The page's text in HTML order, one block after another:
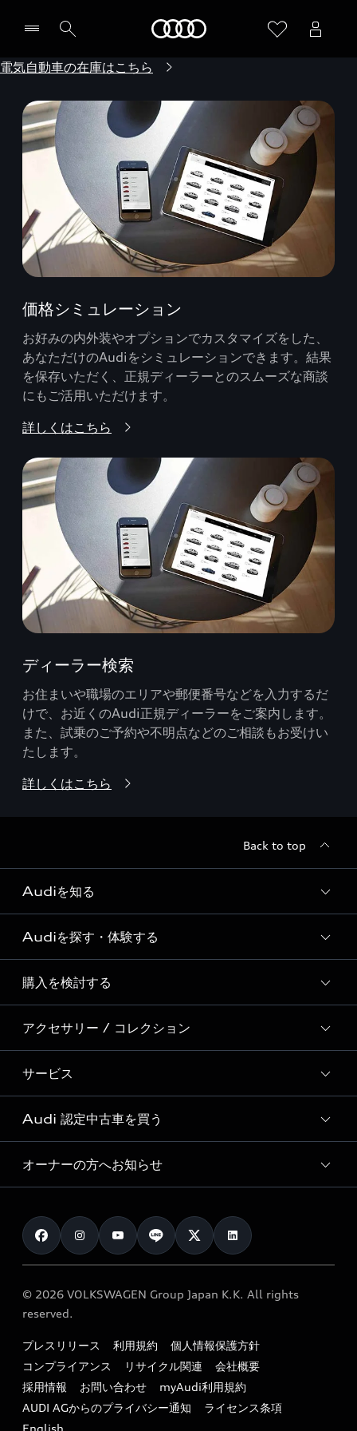
電気自動車の在庫はこちら
価格シミュレーション
お好みの内外装やオプションでカスタマイズをした、
あなただけのAudiをシミュレーションできます。結果
を保存いただく、正規ディーラーとのスムーズな商談
にもご活用いただけます。
詳しくはこちら
ディーラー検索
お住まいや職場のエリアや郵便番号などを入力するだ
けで、お近くのAudi正規ディーラーをご案内します。
また、試乗のご予約や不明点などのご相談もお受けい
たします。
詳しくはこちら
Back to top
Audiを知る
Audi ブランド
Story of Progress
Audi Sport
Formula 1®
デジタルサービス
Audiを探す・体験する
ディーラー検索
新車在庫検索
試乗車・展示車検索
見積り依頼
試乗予約
購入を検討する
モデル一覧
特別仕様モデル / 限定モデル
e-tronラインアップ
価格シミュレーション
車両比較
カタログ一覧
アクセサリー / コレクション
純正アクセサリー
オンラインショップ
Audi collection
アウディナビアプリ
サービス
サービス入庫予約
サービスプログラム
メンテナンス
車検 / 定期点検
e-tronアフターサポート
myAudi
Audi 認定中古車を買う
Audi認定中古車
クオリティ
保証
メンテナンス
ファイナンス
キャンペーン / イベント
買取査定
オーナーの方へお知らせ
お知らせ
オーナー様向けキャンペーン
特定整備適用車一覧
リサイクル法
よくある質問（FAQ）
© 2026 VOLKSWAGEN Group Japan K.K. All rights
reserved.
プレスリリース 利用規約
個人情報保護方針
コンプライアンス
リサイクル関連
会社概要
採用情報
お問い合わせ
myAudi利用規約
AUDI AGからのプライバシー通知
ライセンス条項
English